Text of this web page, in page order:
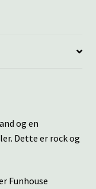
og en
Dette er rock og
Funhouse